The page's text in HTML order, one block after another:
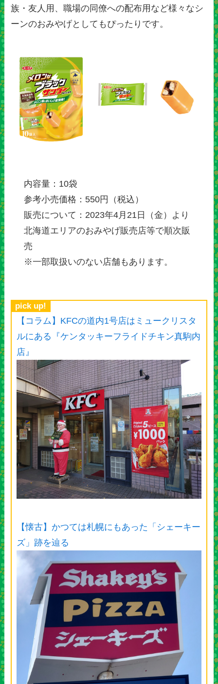
族・友人用、職場の同僚への配布用など様々なシ
ーンのおみやげとしてもぴったりです。
内容量：10袋
参考小売価格：550円（税込）
販売について：2023年4月21日（金）より
北海道エリアのおみやげ販売店等で順次販
売
※一部取扱いのない店舗もあります。
pick up!
【コラム】KFCの道内1号店はミュークリスタ
ルにある『ケンタッキーフライドチキン真駒内
店』
【懐古】かつては札幌にもあった「シェーキー
ズ」跡を辿る